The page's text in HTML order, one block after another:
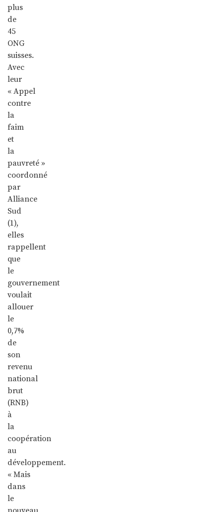
plus
de
45
ONG
suisses.
Avec
leur
« Appel
contre
la
faim
et
la
pauvreté »
coordonné
par
Alliance
Sud
(1),
elles
rappellent
que
le
gouvernement
voulait
allouer
le
0,7%
de
son
revenu
national
brut
(RNB)
à
la
coopération
au
développement.
« Mais
dans
le